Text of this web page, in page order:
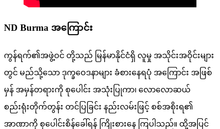
ND Burma အကြောင်း
ကွန်ရက်၏အဖွဲ့ဝင် တို့သည် မြန်မာနိုင်ငံရှိ လူမှု အသိုင်းအဝိုင်းများ
တွင် မည်သို့သော ဒုက္ခဝေဒနာများ ခံစားနေရပုံ အကြောင်း အဖြစ်
မှန် အမှန်တရားကို စုပေါင်း အသုံးပြုကာ၊ လောလောဆယ်
စည်းရုံးတိုက်တွန်း တင်ပြခြင်း နည်းလမ်းဖြင့် စစ်အစိုးရ၏
အာဏာကို စုပေါင်းစိန်ခေါ်ရန် ကြိုးစားနေ ကြပါသည်။ ထို့အပြင်